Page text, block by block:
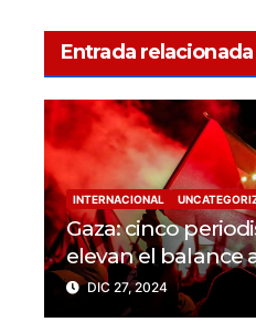
Entrada relacionada
INTERNACIONAL
Gaza: cinco
elevan el balance
trabajadores de la
en 2024
DIC 27, 2024